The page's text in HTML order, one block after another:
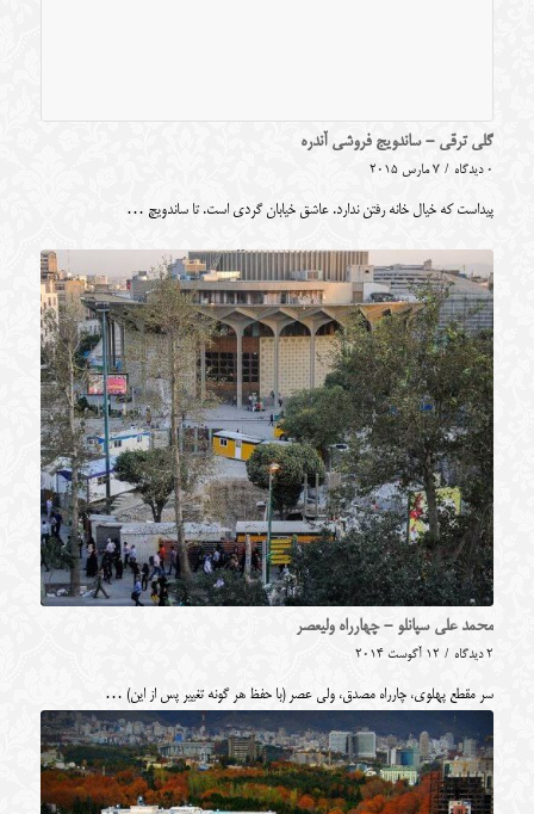
گلی ترقی - ساندویج فروشی آندره
0 دیدگاه / 7 مارس 2015
پیداست که خیال خانه رفتن ندارد. عاشق خیابان گردی است. تا ساندویچ …
محمد علی سپانلو - چهارراه ولیعصر
2 دیدگاه / 12 آگوست 2014
سر مقطع پهلوی، چارراه مصدق، ولی عصر (با حفظ هر گونه تغییر پس از این) …